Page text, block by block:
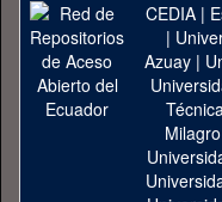
CEDIA|
|
Azuay|
Milagro